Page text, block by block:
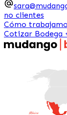
no clientes
Cómo
Cotizar Bodega